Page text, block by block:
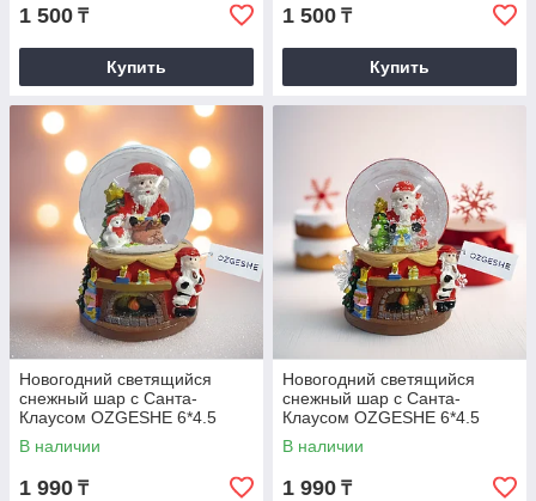
1 500 ₸
Купить
1 500 ₸
Купить
Новогодний светящийся
снежный шар с Санта-
Клаусом OZGESHE 6*4.5
красный вид 4
В наличии
1 990 ₸
Новогодний светящийся
снежный шар с Санта-
Клаусом OZGESHE 6*4.5
красный вид 1
В наличии
1 990 ₸